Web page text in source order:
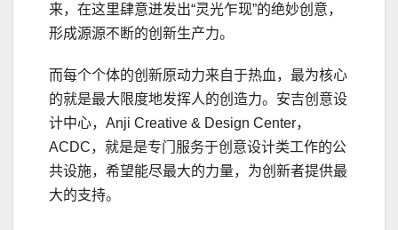
来，在这里肆意迸发出“灵光乍现”的绝妙创意，
形成源源不断的创新生产力。
而每个个体的创新原动力来自于热血，最为核心
的就是最大限度地发挥人的创造力。安吉创意设
计中心，Anji Creative & Design Center，
ACDC，就是是专门服务于创意设计类工作的公
共设施，希望能尽最大的力量，为创新者提供最
大的支持。